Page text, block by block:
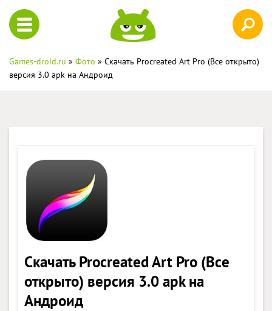
Games-droid.ru » Фото » Скачать Procreated Art Pro (Все открыто)
версия 3.0 apk на Андроид
Скачать Procreated Art Pro (Все
открыто) версия 3.0 apk на
Андроид